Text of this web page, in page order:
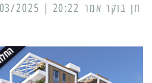
20:22 | 03/03/2025